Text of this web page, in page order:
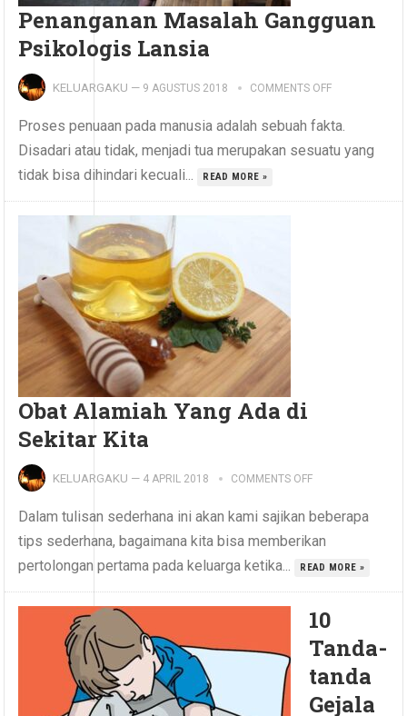
Penanganan Masalah Gangguan
Psikologis Lansia
KELUARGAKU — 9 AGUSTUS 2018 COMMENTS OFF
Proses penuaan pada manusia adalah sebuah fakta.
Disadari atau tidak, menjadi tua merupakan sesuatu yang
tidak bisa dihindari kecuali...
READ MORE »
Obat Alamiah Yang Ada di
Sekitar Kita
KELUARGAKU — 4 APRIL 2018 COMMENTS OFF
Dalam tulisan sederhana ini akan kami sajikan beberapa
tips sederhana, bagaimana kita bisa memberikan
pertolongan pertama pada keluarga ketika...
READ MORE »
10
Tanda-
tanda
Gejala